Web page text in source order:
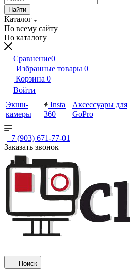
Найти
Каталог
По всему сайту
По каталогу
Сравнение0
Избранные товары 0
Корзина 0
Войти
Экшн-
камеры
Insta
360
Аксессуары для
GoPro
+7 (903) 671-77-01
Заказать звонок
Поиск